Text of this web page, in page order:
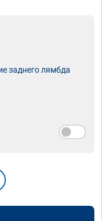
заднего лямбда